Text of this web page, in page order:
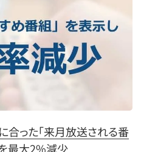
合った「来月放送される番
最大2%減少